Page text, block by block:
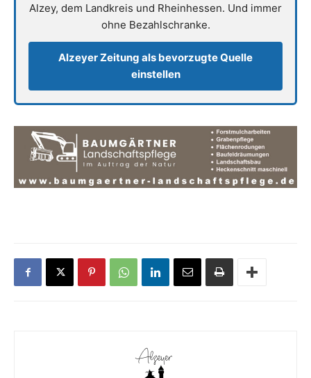
Alzey, dem Landkreis und Rheinhessen. Und immer
ohne Bezahlschranke.
Alzeyer Zeitung als bevorzugte Quelle
einstellen